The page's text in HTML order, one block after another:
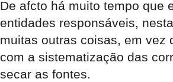
De afcto há muito tempo que
entidades responsáveis,
muitas outras coisas, em vez
com a sistematização das
secar as fontes.